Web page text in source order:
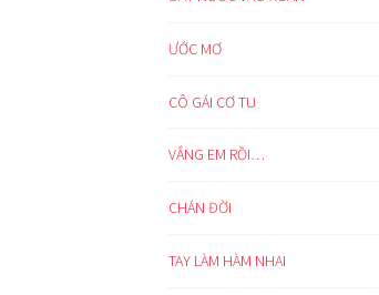
ƯỚC MƠ
CÔ GÁI CƠ TU
VẮNG EM RỒI…
CHÁN ĐỜI
TAY LÀM HÀM NHAI